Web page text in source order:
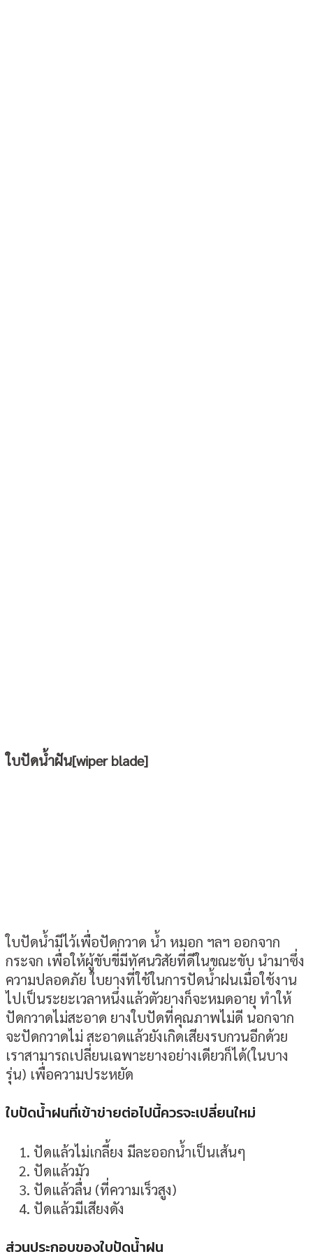
ใบปัดน้ำฝัน[wiper blade]
ใบปัดน้ำมีไว้เพื่อปัดกวาด น้ำ หมอก ฯลฯ ออกจาก
กระจก เพื่อให้ผู้ขับขี่มีทัศนวิสัยที่ดีในขณะขับ นำมาซึ่ง
ความปลอดภัย ใบยางที่ใช้ในการปัดน้ำฝนเมื่อใช้งาน
ไปเป็นระยะเวลาหนึ่งแล้วตัวยางก็จะหมดอายุ ทำให้
ปัดกวาดไม่สะอาด ยางใบปัดที่คุณภาพไม่ดี นอกจาก
จะปัดกวาดไม่ สะอาดแล้วยังเกิดเสียงรบกวนอีกด้วย
เราสามารถเปลี่ยนเฉพาะยางอย่างเดียวก็ได้(ในบาง
รุ่น) เพื่อความประหยัด
ใบปัดน้ำฝนที่เข้าข่ายต่อไปนี้ควรจะเปลี่ยนใหม่
ปัดแล้วไม่เกลี้ยง มีละออกน้ำเป็นเส้นๆ
ปัดแล้วมัว
ปัดแล้วลื่น (ที่ความเร็วสูง)
ปัดแล้วมีเสียงดัง
ส่วนประกอบของใบปัดน้ำฝน